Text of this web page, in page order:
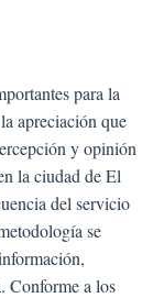
para la
apreciación que
y opinión
la ciudad de El
del servicio
se
Conforme a los